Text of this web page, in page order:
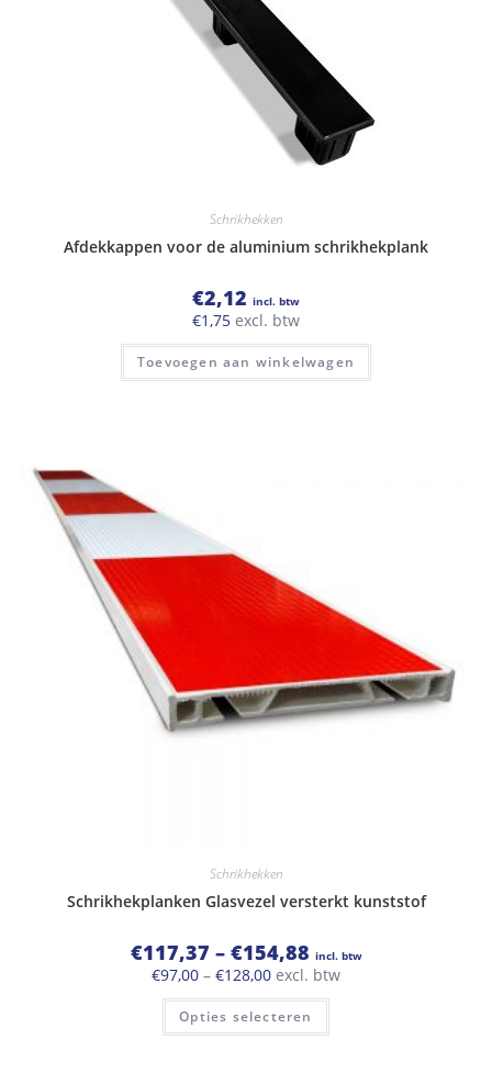
Schrikhekken
Afdekkappen voor de aluminium schrikhekplank
€2,12 incl. btw
€1,75 excl. btw
Toevoegen aan winkelwagen
Schrikhekken
Schrikhekplanken Glasvezel versterkt kunststof
€117,37 – €154,88Prijsklasse:
€117,37
tot
€154,88
incl. btw
€97,00 – €128,00Prijsklasse:
€97,00
tot
€128,00
excl. btw
Opties selecteren
Dit
heeft